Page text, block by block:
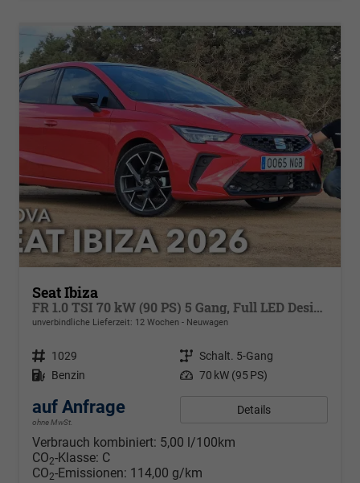
Seat Ibiza
FR 1.0 TSI 70 kW (90 PS) 5 Gang, Full LED Design,,Klimaautomatik,Sitzheizung, ACC, Armlehne, Phone Box, Digit..Cockpit,Seat-Full-Link, PDC v+h, 4 lektr. Fenster dunkel eingefärbt
unverbindliche Lieferzeit: 12 Wochen Neuwagen
Fahrzeugnr. 1029 Getriebe Schalt. 5-Gang
Kraftstoff Benzin Leistung 70 kW (95 PS)
auf Anfrage
ohne MwSt.
Details
Verbrauch kombiniert: 5,00 l/100km
CO2-Klasse: C
CO2-Emissionen: 114,00 g/km